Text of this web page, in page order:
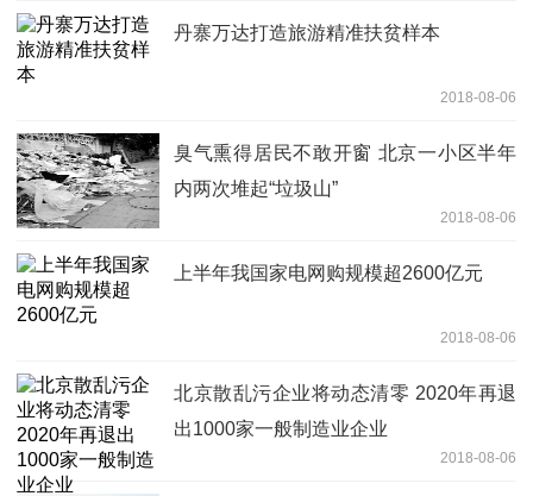
丹寨万达打造旅游精准扶贫样本
2018-08-06
臭气熏得居民不敢开窗 北京一小区半年
内两次堆起“垃圾山”
2018-08-06
上半年我国家电网购规模超2600亿元
2018-08-06
北京散乱污企业将动态清零 2020年再退
出1000家一般制造业企业
2018-08-06